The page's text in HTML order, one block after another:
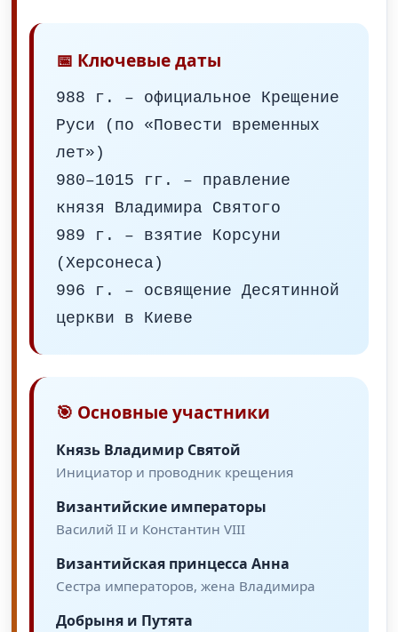
📅 Ключевые даты
988 г. – официальное Крещение
Руси (по «Повести временных
лет»)
980–1015 гг. – правление
князя Владимира Святого
989 г. – взятие Корсуни
(Херсонеса)
996 г. – освящение Десятинной
церкви в Киеве
🎯 Основные участники
Князь Владимир Святой
Инициатор и проводник крещения
Византийские императоры
Василий II и Константин VIII
Византийская принцесса Анна
Сестра императоров, жена Владимира
Добрыня и Путята